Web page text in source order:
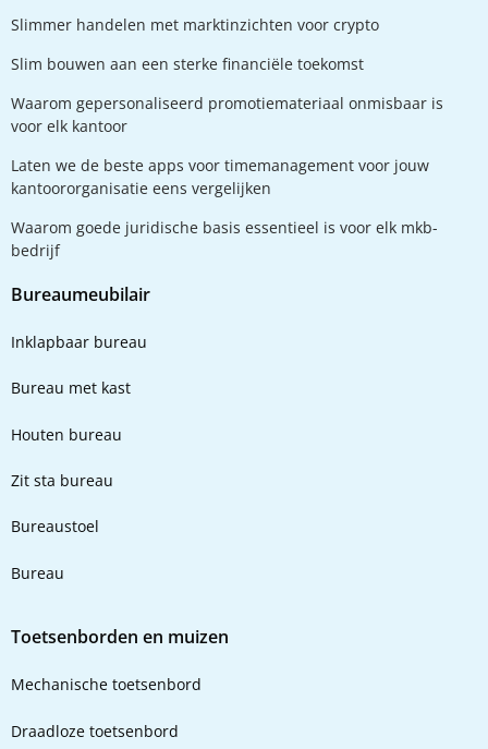
Slimmer handelen met marktinzichten voor crypto
Slim bouwen aan een sterke financiële toekomst
Waarom gepersonaliseerd promotiemateriaal onmisbaar is
voor elk kantoor
Laten we de beste apps voor timemanagement voor jouw
kantoororganisatie eens vergelijken
Waarom goede juridische basis essentieel is voor elk mkb-
bedrijf
Bureaumeubilair
Inklapbaar bureau
Bureau met kast
Houten bureau
Zit sta bureau
Bureaustoel
Bureau
Toetsenborden en muizen
Mechanische toetsenbord
Draadloze toetsenbord